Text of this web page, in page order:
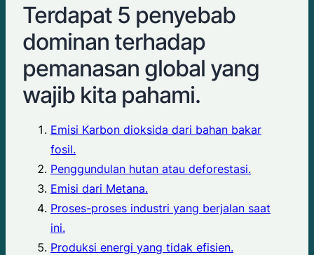
Terdapat 5 penyebab
dominan terhadap
pemanasan global yang
wajib kita pahami.
Emisi Karbon dioksida dari bahan bakar
fosil.
Penggundulan hutan atau deforestasi.
Emisi dari Metana.
Proses-proses industri yang berjalan saat
ini.
Produksi energi yang tidak efisien.